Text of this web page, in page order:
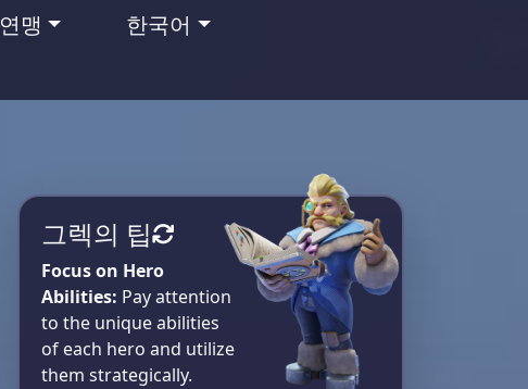
연맹
한국어
그렉의 팁
Focus on Hero
Abilities: Pay attention
to the unique abilities
of each hero and utilize
them strategically.